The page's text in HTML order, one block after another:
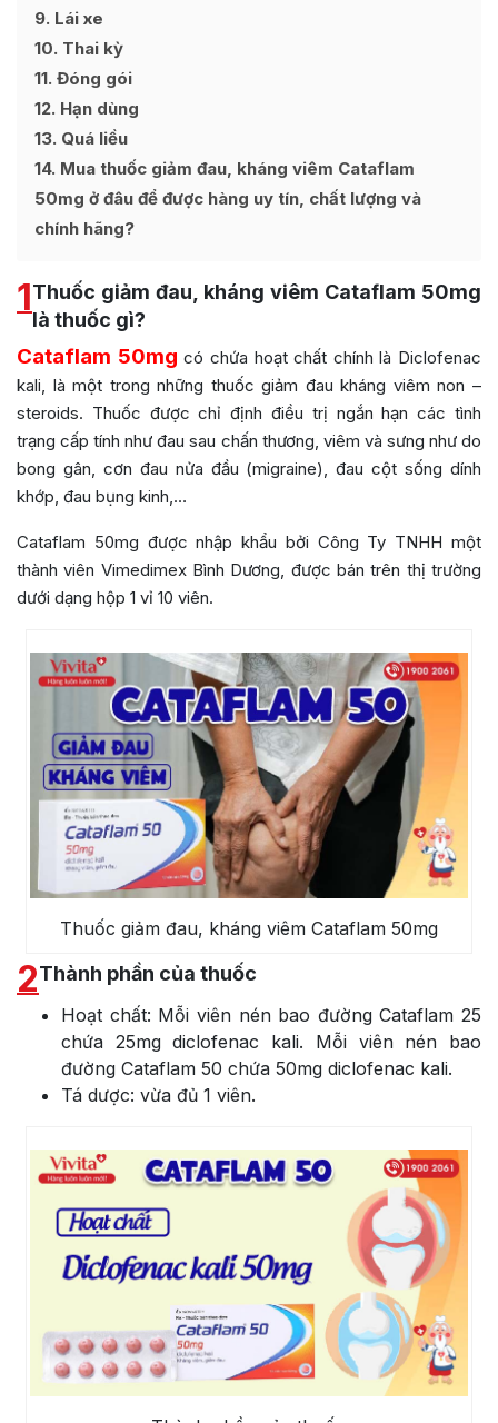
9 Lái xe
10 Thai kỳ
11 Đóng gói
12 Hạn dùng
13 Quá liều
14 Mua thuốc giảm đau, kháng viêm Cataflam
50mg ở đâu để được hàng uy tín, chất lượng và
chính hãng?
1Thuốc giảm đau, kháng viêm Cataflam 50mg
là thuốc gì?
Cataflam 50mg có chứa hoạt chất chính là Diclofenac
kali, là một trong những thuốc giảm đau kháng viêm non –
steroids. Thuốc được chỉ định điều trị ngắn hạn các tình
trạng cấp tính như đau sau chấn thương, viêm và sưng như do
bong gân, cơn đau nửa đầu (migraine), đau cột sống dính
khớp, đau bụng kinh,…
Cataflam 50mg được nhập khẩu bởi Công Ty TNHH một
thành viên Vimedimex Bình Dương, được bán trên thị trường
dưới dạng hộp 1 vỉ 10 viên.
Thuốc giảm đau, kháng viêm Cataflam 50mg
2Thành phần của thuốc
Hoạt chất: Mỗi viên nén bao đường Cataflam 25
chứa 25mg diclofenac kali. Mỗi viên nén bao
đường Cataflam 50 chứa 50mg diclofenac kali.
Tá dược: vừa đủ 1 viên.